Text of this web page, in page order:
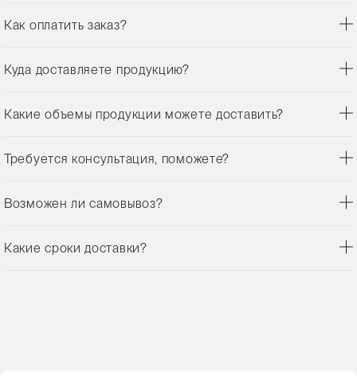
Как оплатить заказ?
Куда доставляете продукцию?
Какие объемы продукции можете доставить?
Требуется консультация, поможете?
Возможен ли самовывоз?
Какие сроки доставки?